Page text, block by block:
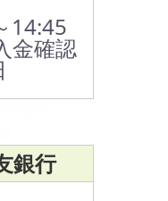
14:45
金確認
銀行